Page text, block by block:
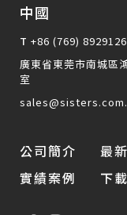
中國
T +86 (769)
廣東省東莞市南城區
室
公司簡介 最
實績案例
下